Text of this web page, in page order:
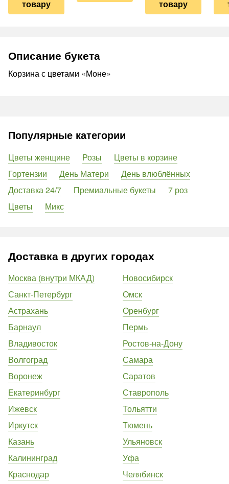
товару товару
Описание букета
Корзина с цветами «Моне»
Популярные категории
Цветы женщине Розы
Цветы в корзине
Гортензии
День Матери
День влюблённых
Доставка 24/7
Премиальные букеты
7 роз
Цветы
Микс
Доставка в других городах
Москва (внутри МКАД)
Санкт-Петербург
Астрахань
Барнаул
Владивосток
Волгоград
Воронеж
Екатеринбург
Ижевск
Иркутск
Казань
Калининград
Краснодар
Новосибирск
Омск
Оренбург
Пермь
Ростов-на-Дону
Самара
Саратов
Ставрополь
Тольятти
Тюмень
Ульяновск
Уфа
Челябинск